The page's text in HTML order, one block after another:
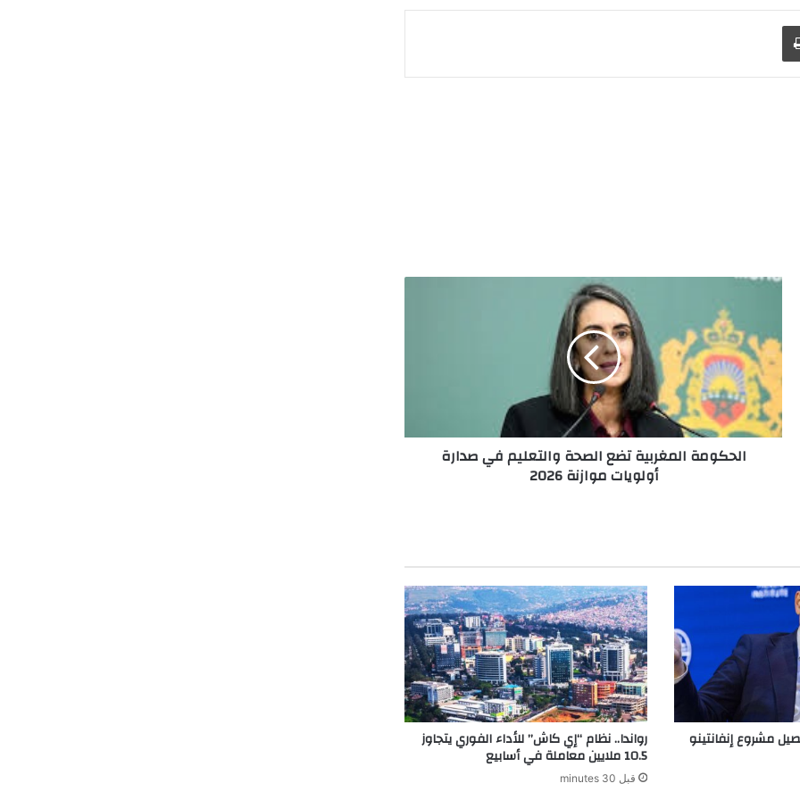
اطبع
الحكومة
الصحة
والتعليم
في
صدارة
أولويات
موازنة
الحكومة المغربية تضع الصحة والتعليم في صدارة
أولويات موازنة 2026
مشروع إنفانتينو رواندا.. نظام “إي كاش” للأداء الفوري يتجاوز
10.5 ملايين معاملة في أسابيع
قبل 30 minutes